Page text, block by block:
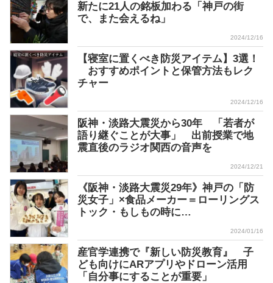
新たに21人の銘板加わる「神戸の街
で、また会えるね」
2024/12/16
【寝室に置くべき防災アイテム】3選！
おすすめポイントと保管方法もレク
チャー
2024/12/16
阪神・淡路大震災から30年 「若者が
語り継ぐことが大事」 出前授業で地
震直後のラジオ関西の音声を
2024/12/21
《阪神・淡路大震災29年》神戸の「防
災女子」×食品メーカー＝ローリングス
トック・もしもの時に…
2024/01/16
産官学連携で『新しい防災教育』 子
ども向けにARアプリやドローン活用
「自分事にすることが重要」